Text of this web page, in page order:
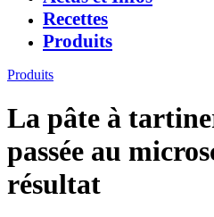
Recettes
Produits
Produits
La pâte à
passée au
résultat